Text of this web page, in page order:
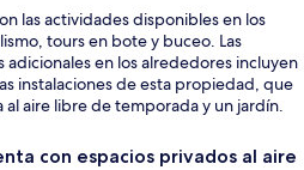
las actividades disponibles en los
tours en bote y buceo. Las
adicionales en los alrededores incluyen
instalaciones de esta propiedad, que
al aire libre de temporada y un jardín.
con espacios privados al aire